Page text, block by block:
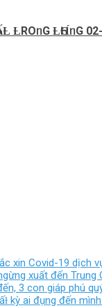
ȽROᥒG ȽҺⱭ́ᥒG
xin Covid-19 dịch
ngừng xuất đến
3 con giáp phú
kỳ ai đụng đến